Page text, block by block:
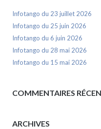
Infotango du 23 juillet 2026
Infotango du 25 juin 2026
Infotango du 6 juin 2026
Infotango du 28 mai 2026
Infotango du 15 mai 2026
COMMENTAIRES
ARCHIVES